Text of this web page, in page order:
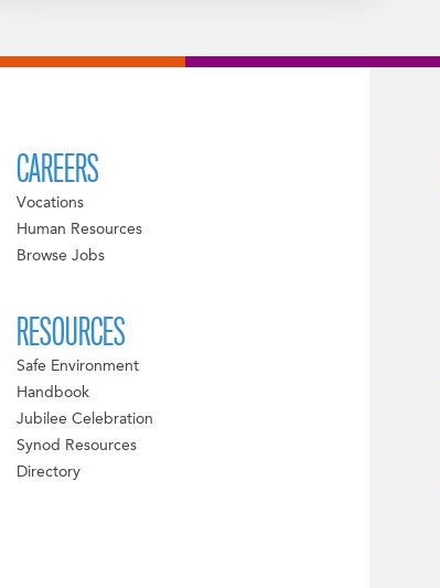
CAREERS
Vocations
Human Resources
Browse Jobs
RESOURCES
Safe Environment
Handbook
Jubilee Celebration
Synod Resources
Directory